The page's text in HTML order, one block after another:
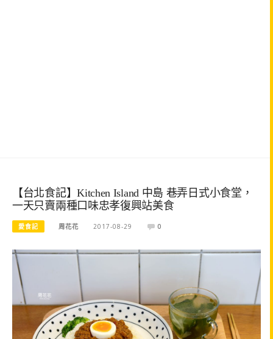
【台北食記】Kitchen Island 中島 巷弄日式小食堂，
一天只賣兩種口味忠孝復興站美食
愛食記 周花花 2017-08-29 0